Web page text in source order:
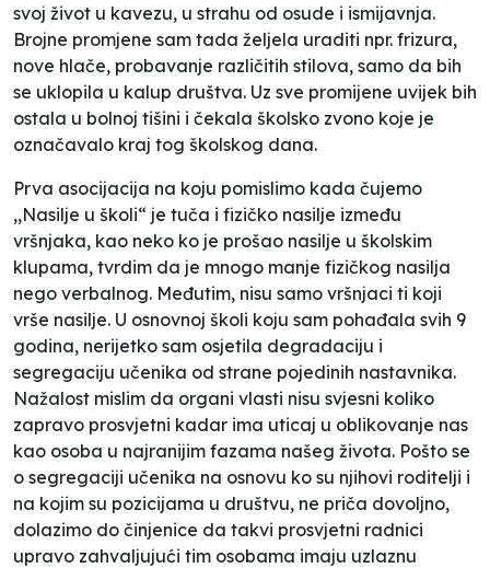
svoj život u kavezu, u strahu od osude i ismijavnja.
Brojne promjene sam tada željela uraditi npr. frizura,
nove hlače, probavanje različitih stilova, samo da bih
se uklopila u kalup društva. Uz sve promijene uvijek bih
ostala u bolnoj tišini i čekala školsko zvono koje je
označavalo kraj tog školskog dana.
Prva asocijacija na koju pomislimo kada čujemo
,,Nasilje u školi“ je tuča i fizičko nasilje između
vršnjaka, kao neko ko je prošao nasilje u školskim
klupama, tvrdim da je mnogo manje fizičkog nasilja
nego verbalnog. Međutim, nisu samo vršnjaci ti koji
vrše nasilje. U osnovnoj školi koju sam pohađala svih 9
godina, nerijetko sam osjetila degradaciju i
segregaciju učenika od strane pojedinih nastavnika.
Nažalost mislim da organi vlasti nisu svjesni koliko
zapravo prosvjetni kadar ima uticaj u oblikovanje nas
kao osoba u najranijim fazama našeg života. Pošto se
o segregaciji učenika na osnovu ko su njihovi roditelji i
na kojim su pozicijama u društvu, ne priča dovoljno,
dolazimo do činjenice da takvi prosvjetni radnici
upravo zahvaljujući tim osobama imaju uzlaznu